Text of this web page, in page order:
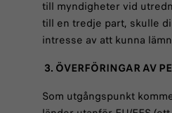
till myndigheter vid
till en tredje part, skulle
intresse av att kunna
3. ÖVERFÖRINGAR AV
Som utgångspunkt